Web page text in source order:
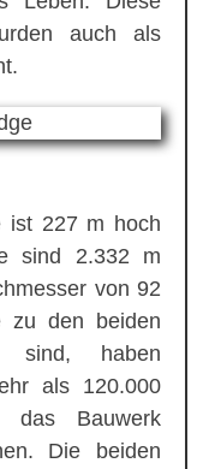
auch als
ist 227 m hoch
sind 2.332 m
von 92
zu den beiden
sind, haben
als 120.000
das Bauwerk
Die beiden